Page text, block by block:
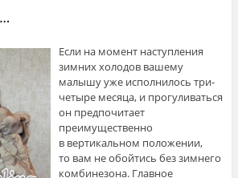
Если на момент наступления
зимних холодов вашему
малышу уже исполнилось три-
четыре месяца, и прогуливаться
он предпочитает
преимущественно
в вертикальном положении,
то вам не обойтись без зимнего
комбинезона. Главное